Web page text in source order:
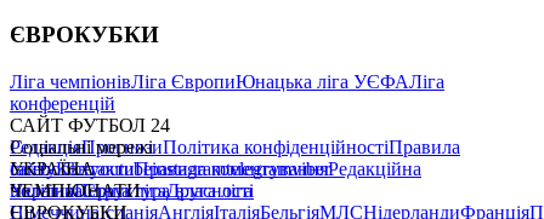
ЄВРОКУБКИ
Ліга чемпіонівЛіга ЄвропиЮнацька ліга УЄФАЛіга
конференцій
САЙТ ФУТБОЛ 24
РедакціяПрогнозиПолітика конфіденційностіПравила
сайтуКонтактиПравила коментуванняРедакційна
політикаСтруктура власності
Соціальні мережі
facebookxyoutubeinstagramtelegramviber
УКРАЇНА
УкраїнаПерша лігаДруга ліга
ЧЕМПІОНАТИ
НімеччинаІспаніяАнгліяІталіяБельгіяМЛСНідерландиФранція
ЄВРОКУБКИ